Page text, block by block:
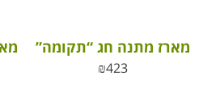
מארז מתנה חג “תקומה”
₪423